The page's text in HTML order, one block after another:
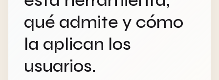
qué admite y cómo
la aplican los
usuarios.